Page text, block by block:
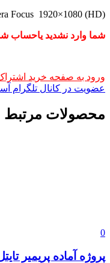
Focus 1920×1080 (HD)
شما وارد نشدید یاحساب
ورود به صفحه خرید
عضویت در کانال تلگرام
محصولات مرتبط
0
پروژه آماده پریمیر